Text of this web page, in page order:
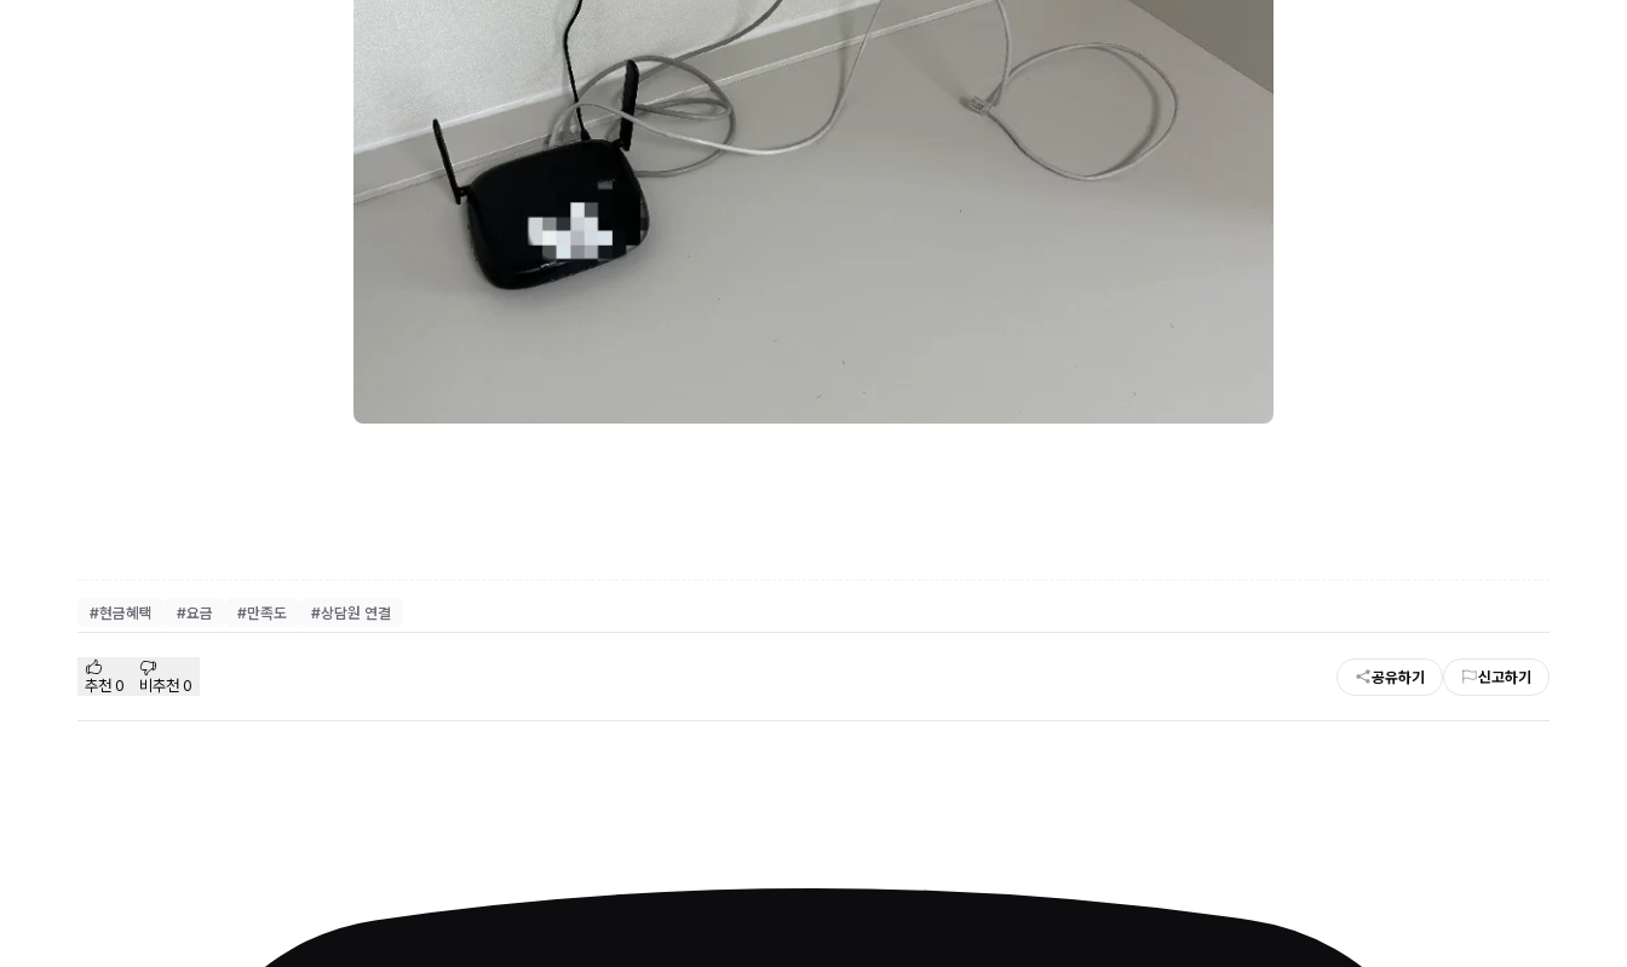
#현금혜택 #요금 #만족도 #상담원 연결
추천 0 비추천 0 공유하기 신고하기